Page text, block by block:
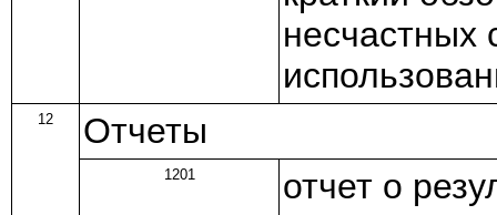
несчастных
12 Отчеты
1201
отчет о